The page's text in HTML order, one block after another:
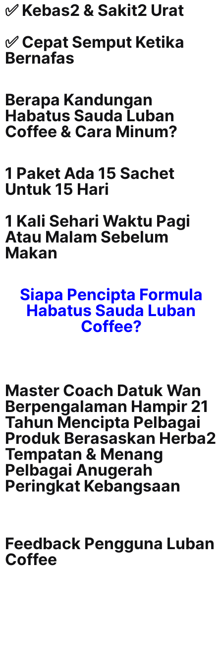
✅ Kebas2 & Sakit2 Urat
✅ Cepat Semput Ketika
Bernafas
Berapa Kandungan
Habatus Sauda Luban
Coffee & Cara Minum?
1 Paket Ada 15 Sachet
Untuk 15 Hari
1 Kali Sehari Waktu Pagi
Atau Malam Sebelum
Makan
Siapa Pencipta Formula
Habatus Sauda Luban
Coffee?
Master Coach Datuk Wan
Berpengalaman Hampir 21
Tahun Mencipta Pelbagai
Produk Berasaskan Herba2
Tempatan & Menang
Pelbagai Anugerah
Peringkat Kebangsaan
Feedback Pengguna Luban
Coffee